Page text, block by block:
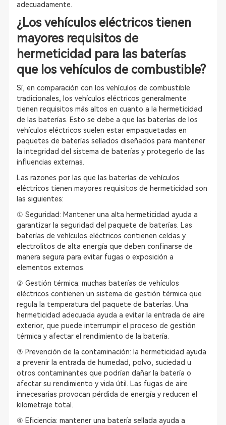
adecuadamente.
¿Los vehículos eléctricos tienen
mayores requisitos de
hermeticidad para las baterías
que los vehículos de combustible?
Sí, en comparación con los vehículos de combustible
tradicionales, los vehículos eléctricos generalmente
tienen requisitos más altos en cuanto a la hermeticidad
de las baterías. Esto se debe a que las baterías de los
vehículos eléctricos suelen estar empaquetadas en
paquetes de baterías sellados diseñados para mantener
la integridad del sistema de baterías y protegerlo de las
influencias externas.
Las razones por las que las baterías de vehículos
eléctricos tienen mayores requisitos de hermeticidad son
las siguientes:
① Seguridad: Mantener una alta hermeticidad ayuda a
garantizar la seguridad del paquete de baterías. Las
baterías de vehículos eléctricos contienen celdas y
electrolitos de alta energía que deben confinarse de
manera segura para evitar fugas o exposición a
elementos externos.
② Gestión térmica: muchas baterías de vehículos
eléctricos contienen un sistema de gestión térmica que
regula la temperatura del paquete de baterías. Una
hermeticidad adecuada ayuda a evitar la entrada de aire
exterior, que puede interrumpir el proceso de gestión
térmica y afectar el rendimiento de la batería.
③ Prevención de la contaminación: la hermeticidad ayuda
a prevenir la entrada de humedad, polvo, suciedad u
otros contaminantes que podrían dañar la batería o
afectar su rendimiento y vida útil. Las fugas de aire
innecesarias provocan pérdida de energía y reducen el
kilometraje total.
④ Eficiencia: mantener una batería sellada ayuda a